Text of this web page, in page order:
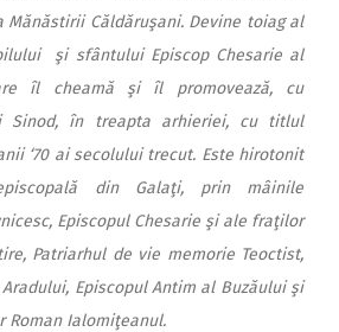
Căldăruşani. Devine toiag al
şi sfântului Episcop Chesarie al
îl cheamă şi îl promovează, cu
Sinod, în treapta arhieriei, cu titlul
‘70 ai secolului trecut. Este hirotonit
din Galaţi, prin mâinile
Episcopul Chesarie şi ale fraţilor
Patriarhul de vie memorie Teoctist,
Episcopul Antim al Buzăului şi
Roman Ialomiţeanul.